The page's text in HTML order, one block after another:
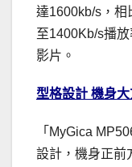
達1600kb/s，相
至1400Kb/s播
影片。
型格設計 機身
「MyGica
設計，機身正前